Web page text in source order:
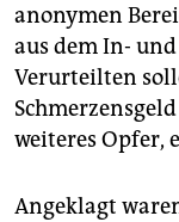
anonymen
aus dem In-
Verurteilten
weiteres Opfer,
Angeklagt